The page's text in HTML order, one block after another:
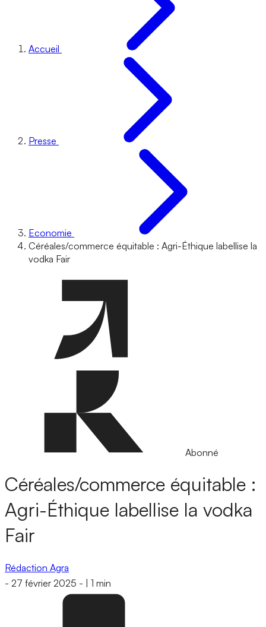
Accueil
Presse
Economie
Céréales/commerce équitable : Agri-Éthique labellise la
vodka Fair
Abonné
Céréales/commerce équitable :
Agri-Éthique labellise la vodka
Fair
Rédaction Agra
- 27 février 2025 - 1 min